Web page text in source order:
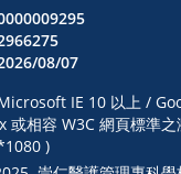
08/07
IE 10 以上 /
或相容 W3C 網頁標準之
)